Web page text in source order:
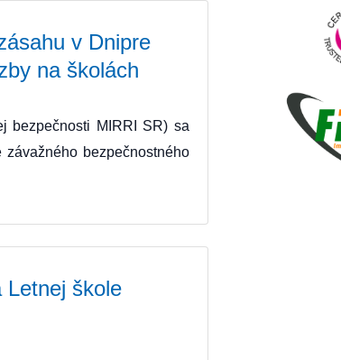
v Dnipre
na školách
bezpečnosti MIRRI SR) sa
bezpečnostného
Letnej škole